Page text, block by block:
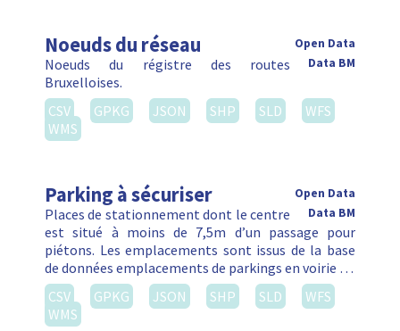
Noeuds du réseau
Open Data
Data BM
Noeuds du régistre des routes
Bruxelloises.
CSV
GPKG JSON SHP SLD
WFS
WMS
Parking à sécuriser
Open Data
Data BM
Places de stationnement dont le centre
est situé à moins de 7,5m d’un passage pour
piétons. Les emplacements sont issus de la base
de données emplacements de parkings en voirie …
CSV
GPKG JSON SHP SLD
WFS
WMS